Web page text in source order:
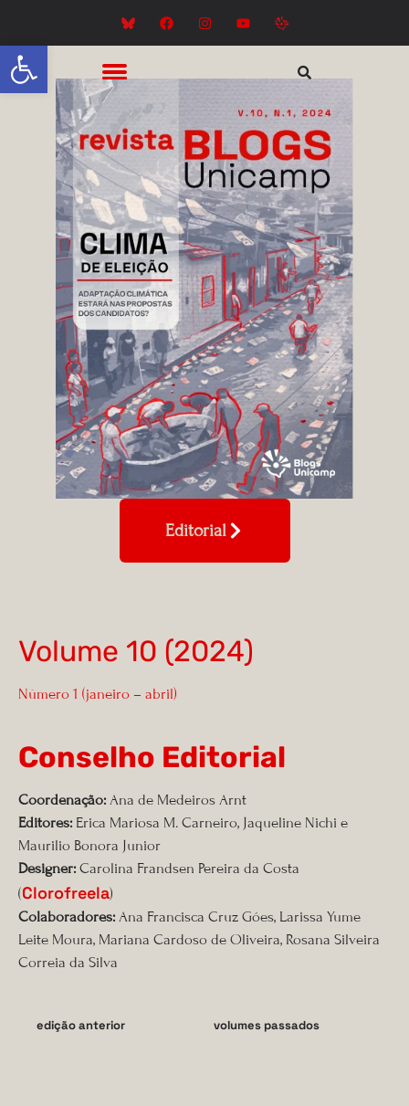
Abrir a barra de ferramentas
Editorial
Volume 10 (2024)
Número 1 (janeiro – abril)
Conselho Editorial
Coordenação:Ana de Medeiros Arnt
Editores:Erica Mariosa M. Carneiro, Jaqueline Nichi e
Maurilio Bonora Junior
Designer:Carolina Frandsen Pereira da Costa
(Clorofreela)
Colaboradores:Ana Francisca Cruz Góes, Larissa Yume
Leite Moura, Mariana Cardoso de Oliveira, Rosana Silveira
Correia da Silva
edição anterior volumes passados